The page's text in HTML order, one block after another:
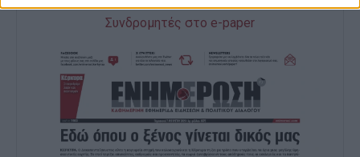
Συνδρομητές στο e-paper